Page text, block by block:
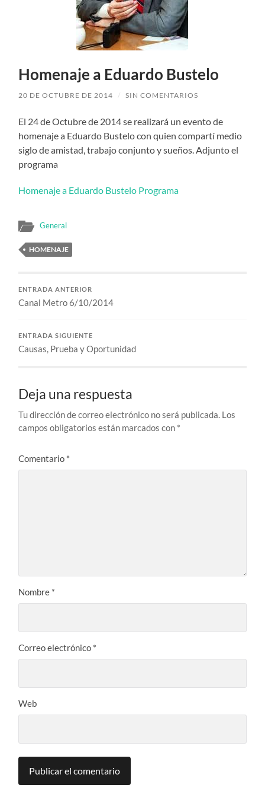
Homenaje a Eduardo Bustelo
20 DE OCTUBRE DE 2014 / SIN COMENTARIOS
El 24 de Octubre de 2014 se realizará un evento de
homenaje a Eduardo Bustelo con quien compartí medio
siglo de amistad, trabajo conjunto y sueños. Adjunto el
programa
Homenaje a Eduardo Bustelo Programa
General
HOMENAJE
ENTRADA ANTERIOR
Canal Metro 6/10/2014
ENTRADA SIGUIENTE
Causas, Prueba y Oportunidad
Deja una respuesta
Tu dirección de correo electrónico no será publicada. Los
campos obligatorios están marcados con *
Comentario *
Nombre *
Correo electrónico *
Web